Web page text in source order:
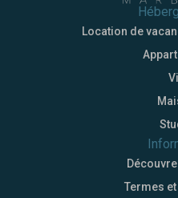
Location de
Termes